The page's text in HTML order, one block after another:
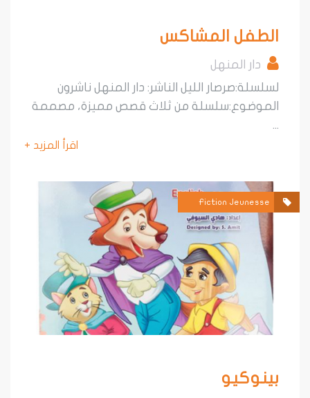
المشاكس
دار المنهل
الليل الناشر: دار المنهل ناشرون
من ثلاث قصص مميزة، مصممة
اقرأ المزيد +
Fiction Jeunesse